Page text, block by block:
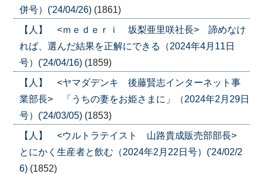
併号）('24/04/26) (1861)
【人】 <ｍｅｄｅｒｉ 坂梨亜里咲社長> 諦めなけ
れば、選んだ結果を正解にできる（2024年4月11日
号）('24/04/16) (1859)
【人】 <ヤマダデンキ 後藤賢志インターネット事
業部長> 「うちの妻をお姫さまに」（2024年2月29日
号）('24/03/05) (1853)
【人】 <ウルトラテイスト 山路貴成販売部部長>
とにかく生産者と飲む（2024年2月22日号）('24/02/2
6) (1852)